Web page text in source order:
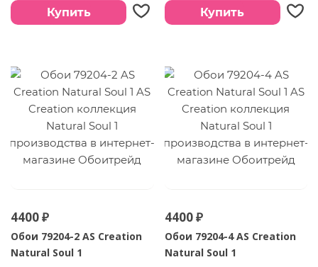
Купить Купить
4400 ₽
Обои 79204-2 AS Creation
Natural Soul 1
4400 ₽
Обои 79204-4 AS Creation
Natural Soul 1